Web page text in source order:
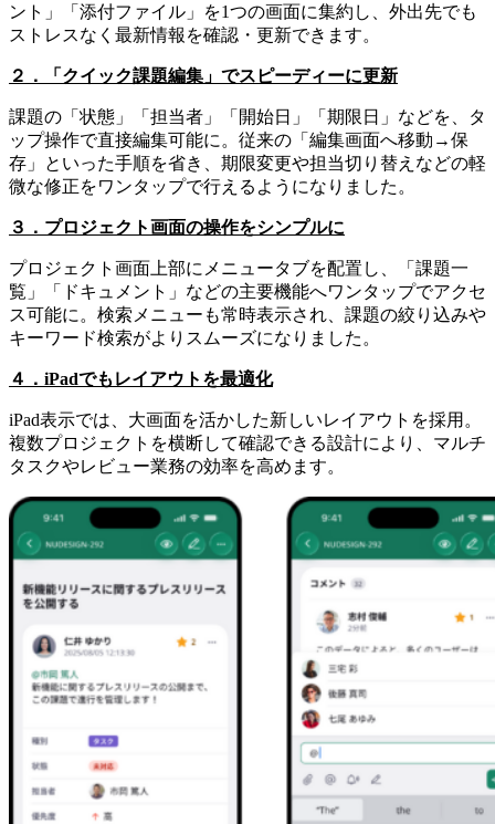
ント」「添付ファイル」を1つの画面に集約し、外出先でも
ストレスなく最新情報を確認・更新できます。
２．「クイック課題編集」でスピーディーに更新
課題の「状態」「担当者」「開始日」「期限日」などを、タ
ップ操作で直接編集可能に。従来の「編集画面へ移動→保
存」といった手順を省き、期限変更や担当切り替えなどの軽
微な修正をワンタップで行えるようになりました。
３．プロジェクト画面の操作をシンプルに
プロジェクト画面上部にメニュータブを配置し、「課題一
覧」「ドキュメント」などの主要機能へワンタップでアクセ
ス可能に。検索メニューも常時表示され、課題の絞り込みや
キーワード検索がよりスムーズになりました。
４．iPadでもレイアウトを最適化
iPad表示では、大画面を活かした新しいレイアウトを採用。
複数プロジェクトを横断して確認できる設計により、マルチ
タスクやレビュー業務の効率を高めます。